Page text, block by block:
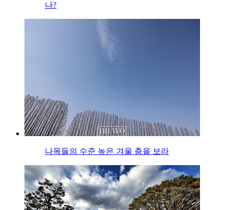
나?
나목들의 수준 높은 겨울 춤을 보라